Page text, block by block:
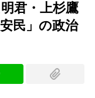
君・上杉鷹
民」の政治